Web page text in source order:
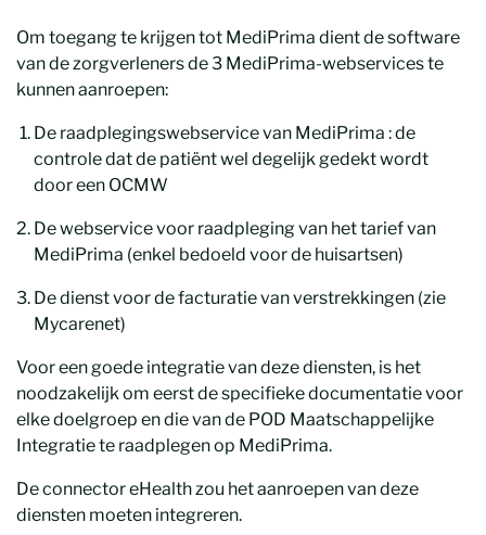
Om toegang te krijgen tot MediPrima dient de software
van de zorgverleners de 3 MediPrima-webservices te
kunnen aanroepen:
De raadplegingswebservice van MediPrima : de
controle dat de patiënt wel degelijk gedekt wordt
door een OCMW
De webservice voor raadpleging van het tarief van
MediPrima (enkel bedoeld voor de huisartsen)
De dienst voor de facturatie van verstrekkingen (zie
Mycarenet)
Voor een goede integratie van deze diensten, is het
noodzakelijk om eerst de specifieke documentatie voor
elke doelgroep en die van de POD Maatschappelijke
Integratie te raadplegen op MediPrima.
De connector eHealth zou het aanroepen van deze
diensten moeten integreren.